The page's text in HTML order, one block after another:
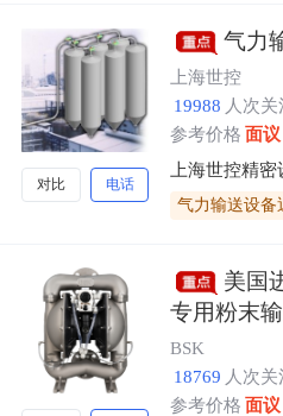
对比 电话
气力
上海世控
19988 人次关
参考价格 面议
气力输送设备
美国
专用粉末
BSK
18769 人次关
参考价格 面议